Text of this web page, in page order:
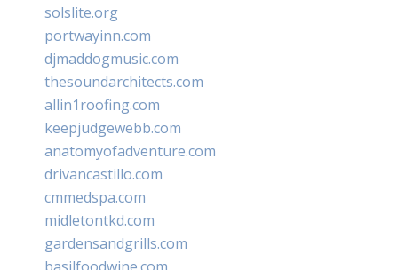
solslite.org
portwayinn.com
djmaddogmusic.com
thesoundarchitects.com
allin1roofing.com
keepjudgewebb.com
anatomyofadventure.com
drivancastillo.com
cmmedspa.com
midletontkd.com
gardensandgrills.com